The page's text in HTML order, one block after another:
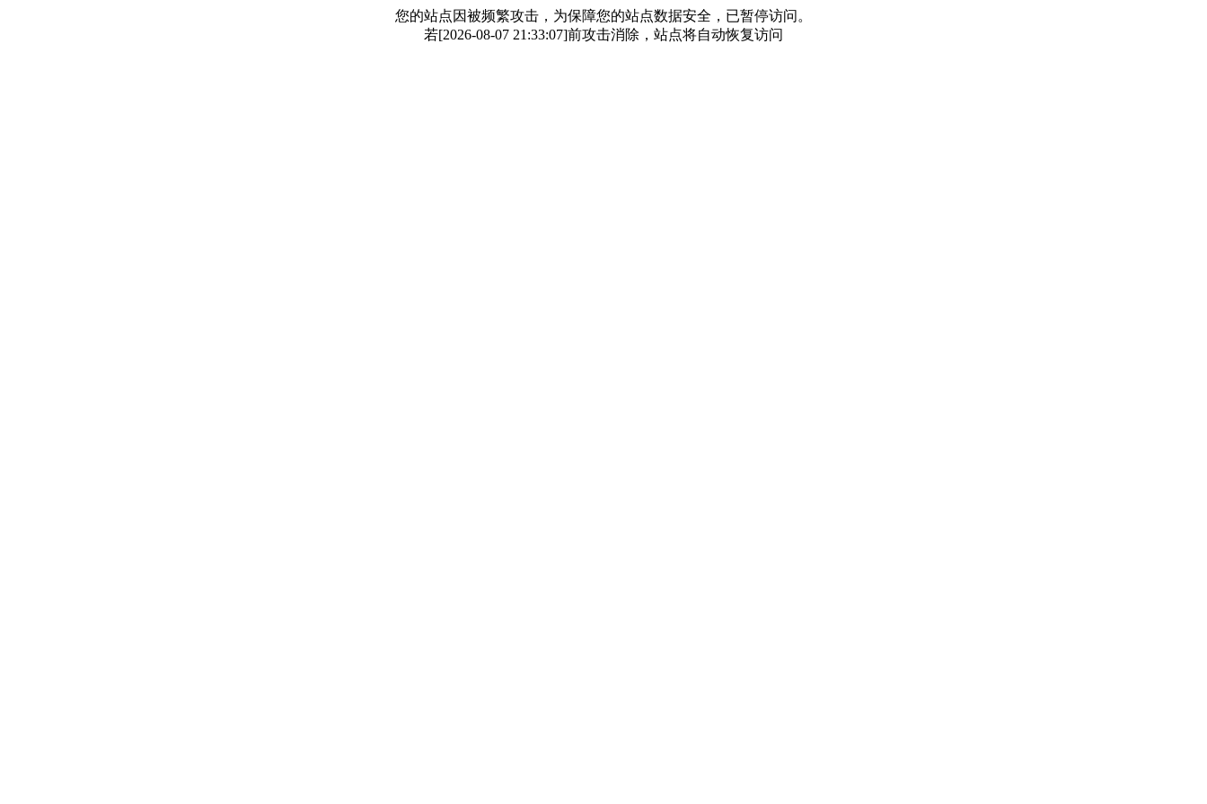
您的站点因被频繁攻击，为保障您的站点数据安全，已暂停访问。
若[2026-08-07 21:33:07]前攻击消除，站点将自动恢复访问